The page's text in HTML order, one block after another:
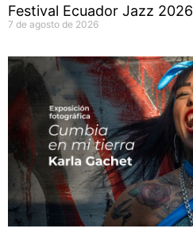
Festival Ecuador Jazz 2026
7 de agosto de 2026